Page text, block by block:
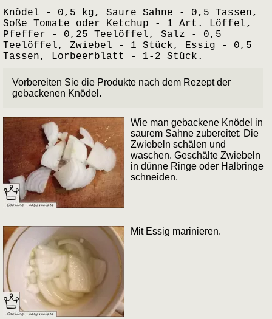
Knödel - 0,5 kg, Saure Sahne - 0,5 Tassen,
Soße Tomate oder Ketchup - 1 Art. Löffel,
Pfeffer - 0,25 Teelöffel, Salz - 0,5
Teelöffel, Zwiebel - 1 Stück, Essig - 0,5
Tassen, Lorbeerblatt - 1-2 Stück.
Vorbereiten Sie die Produkte nach dem Rezept der
gebackenen Knödel.
Wie man gebackene Knödel in
saurem Sahne zubereitet: Die
Zwiebeln schälen und
waschen. Geschälte Zwiebeln
in dünne Ringe oder Halbringe
schneiden.
Mit Essig marinieren.